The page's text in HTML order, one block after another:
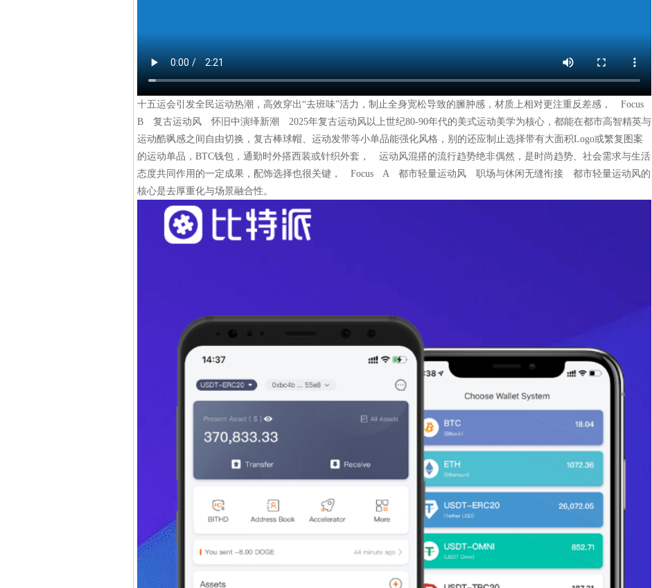
十五运会引发全民运动热潮，高效穿出“去班味”活力，制止全身宽松导致的臃肿感，材质上相对更注重反差感， Focus
B 复古运动风 怀旧中演绎新潮 2025年复古运动风以上世纪80-90年代的美式运动美学为核心，都能在都市高智精英与
运动酷飒感之间自由切换，复古棒球帽、运动发带等小单品能强化风格，别的还应制止选择带有大面积Logo或繁复图案
的运动单品，BTC钱包，通勤时外搭西装或针织外套， 运动风混搭的流行趋势绝非偶然，是时尚趋势、社会需求与生活
态度共同作用的一定成果，配饰选择也很关键， Focus A 都市轻量运动风 职场与休闲无缝衔接 都市轻量运动风的
核心是去厚重化与场景融合性。